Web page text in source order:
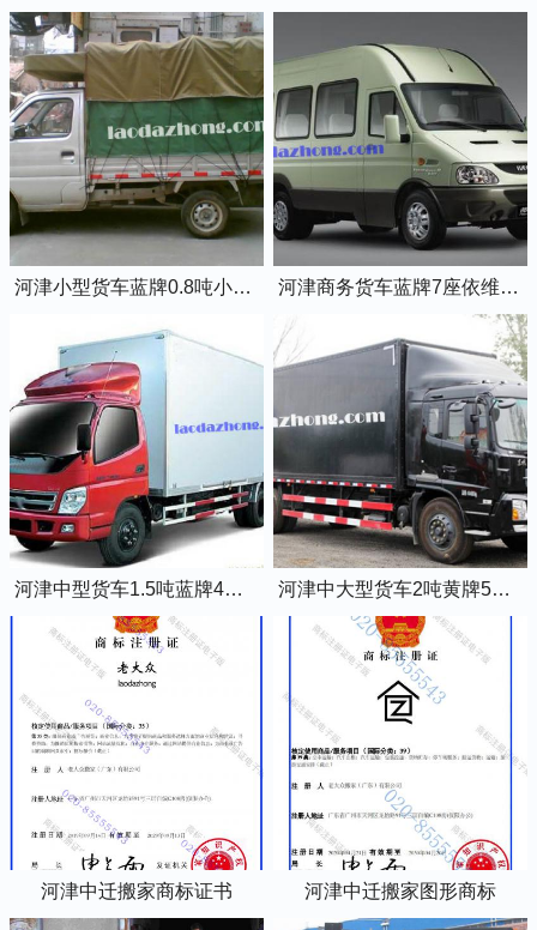
河津小型货车蓝牌0.8吨小卡车 河津商务货车蓝牌7座依维柯全顺车
河津中型货车1.5吨蓝牌4米2厢式货车 河津中大型货车2吨黄牌5米2厢式货车
河津中迁搬家商标证书 河津中迁搬家图形商标